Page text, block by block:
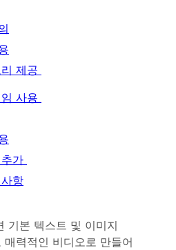
제공
사용
가
항
기본 텍스트 및 이미지
력적인 비디오로 만들어